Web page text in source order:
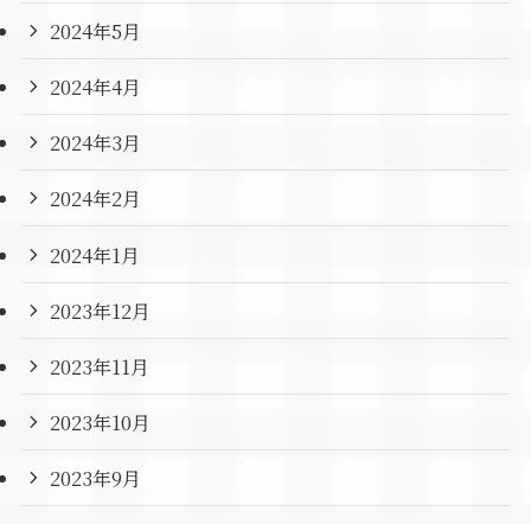
2024年5月
2024年4月
2024年3月
2024年2月
2024年1月
2023年12月
2023年11月
2023年10月
2023年9月